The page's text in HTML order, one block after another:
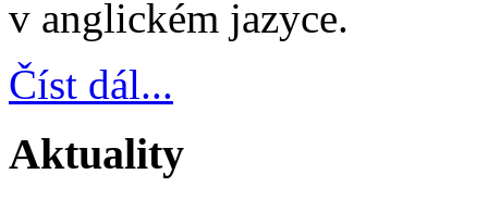
v anglickém jazyce.
Číst dál...
Aktuality